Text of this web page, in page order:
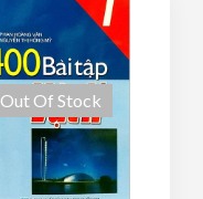
Out Of Stock